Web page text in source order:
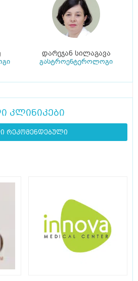
დარეჯან სილაგავა
გასტროენტეროლოგი
კლინიკები
რეკომენდებული